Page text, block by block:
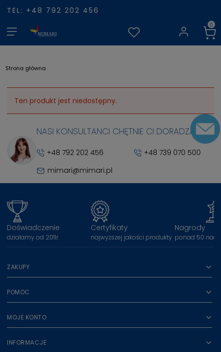
TEL: +48 792 202 456
Strona główna
Ten produkt jest niedostępny.
NASI KONSULTANCI CHĘTNIE CI DORADZĄ
+48 792 202 456
+48 739 070 500
mimari@mimari.pl
Doświadczenie
działamy od 2011r.
Certyfikaty
najwyższej jakości produkty
Nagrody
ponad 50
ZAKUPY
POMOC
MOJE KONTO
INFORMACJE